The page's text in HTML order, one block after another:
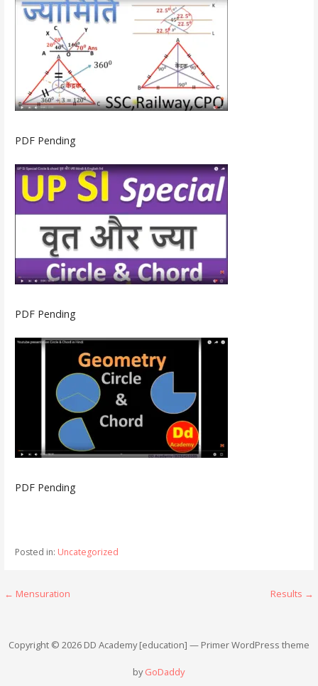
PDF Pending
PDF Pending
PDF Pending
Posted in: Uncategorized
Post
← Mensuration Results →
Copyright © 2026 DD Academy [education] — Primer WordPress theme
byGoDaddy